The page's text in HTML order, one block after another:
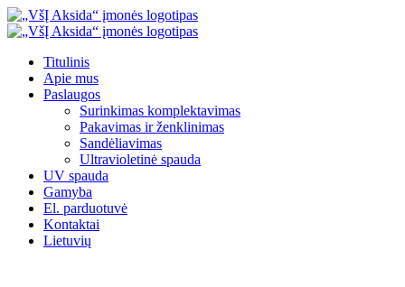
Eiti
prie
Titulinis
Apie mus
Paslaugos
Surinkimas komplektavimas
Pakavimas ir ženklinimas
Sandėliavimas
Ultravioletinė spauda
UV spauda
Gamyba
El. parduotuvė
Kontaktai
Lietuvių